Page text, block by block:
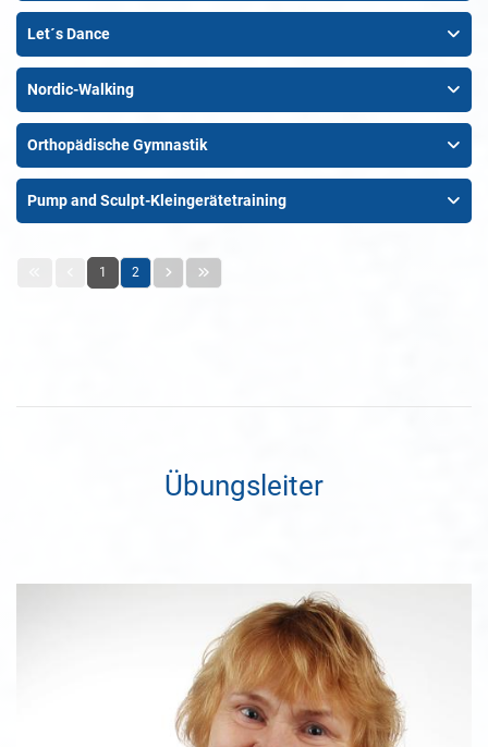
Let´s Dance
Nordic-Walking
Orthopädische Gymnastik
Pump and Sculpt-Kleingerätetraining
1 2
Übungsleiter